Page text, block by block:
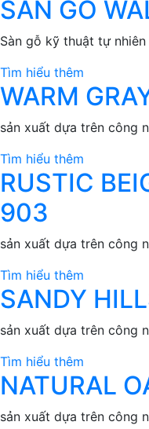
SÀN GỖ
Sàn gỗ kỹ thuật tự
Tìm hiểu thêm
WARM
sản xuất dựa trên công
Tìm hiểu thêm
RUSTIC
903
sản xuất dựa trên công
Tìm hiểu thêm
SANDY
sản xuất dựa trên công
Tìm hiểu thêm
NATURAL
sản xuất dựa trên công